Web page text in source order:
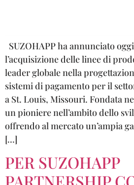
SUZOHAPP ha annunciato
l’acquisizione delle linee di
leader globale nella
sistemi di pagamento per il
a St. Louis, Missouri. Fondata
un pioniere nell’ambito dello
offrendo al mercato un’ampia
[…]
PER SUZOHAPP